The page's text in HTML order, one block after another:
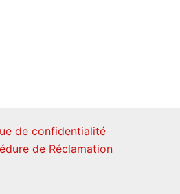
de confidentialité
de Réclamation